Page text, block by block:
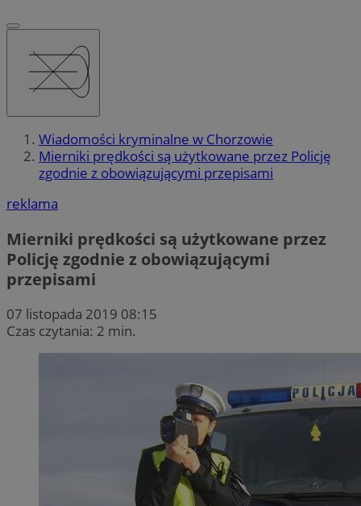
Wiadomości kryminalne w Chorzowie
Mierniki prędkości są użytkowane przez Policję
zgodnie z obowiązującymi przepisami
reklama
Mierniki prędkości są użytkowane przez
Policję zgodnie z obowiązującymi
przepisami
07 listopada 2019 08:15
Czas czytania: 2 min.